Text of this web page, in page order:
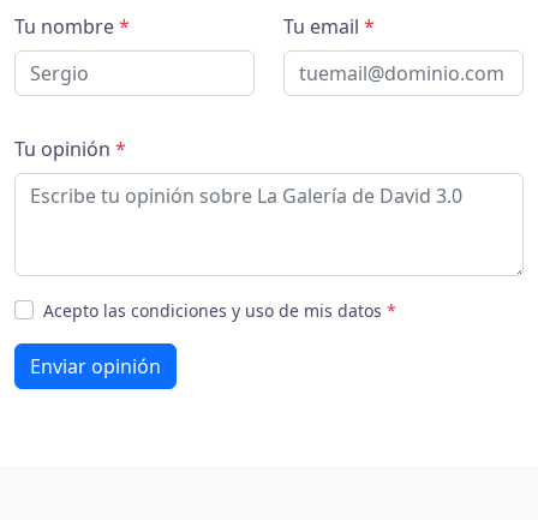
Tu nombre* Tu email *
Tu opinión *
Acepto las condiciones y uso de mis datos *
Enviar opinión